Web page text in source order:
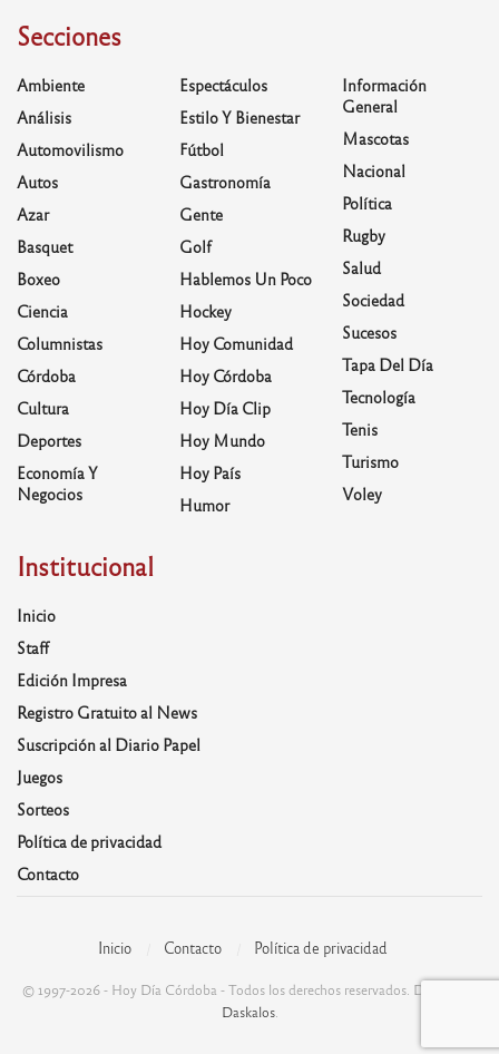
Secciones
Ambiente
Análisis
Automovilismo
Autos
Azar
Basquet
Boxeo
Ciencia
Columnistas
Córdoba
Cultura
Deportes
Economía Y
Negocios
Espectáculos
Estilo Y Bienestar
Fútbol
Gastronomía
Gente
Golf
Hablemos Un Poco
Hockey
Hoy Comunidad
Hoy Córdoba
Hoy Día Clip
Hoy Mundo
Hoy País
Humor
Información
General
Mascotas
Nacional
Política
Rugby
Salud
Sociedad
Sucesos
Tapa Del Día
Tecnología
Tenis
Turismo
Voley
Institucional
Inicio
Staff
Edición Impresa
Registro Gratuito al News
Suscripción al Diario Papel
Juegos
Sorteos
Política de privacidad
Contacto
Inicio Contacto Política de privacidad
© 1997-2026 - Hoy Día Córdoba - Todos los derechos reservados. Desarrolla:
Daskalos.